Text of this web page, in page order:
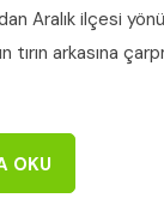
Aralık ilçesi
tırın arkasına
OKU